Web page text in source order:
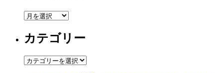
ア
カ
イ
ブ
カテゴリー
カ